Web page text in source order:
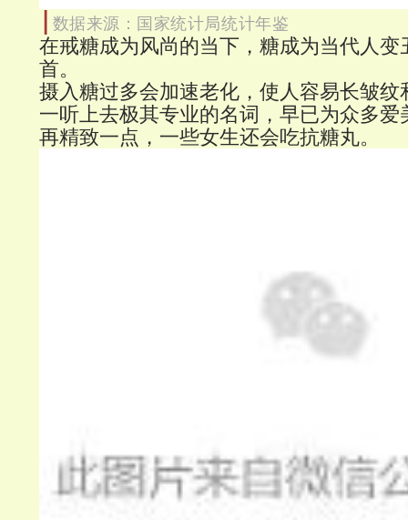
|数据来源：国家统计局统计年鉴
在戒糖成为风尚的当下，糖成为当代人变
首。
摄入糖过多会加速老化，使人容易长皱纹
一听上去极其专业的名词，早已为众多爱
再精致一点，一些女生还会吃抗糖丸。